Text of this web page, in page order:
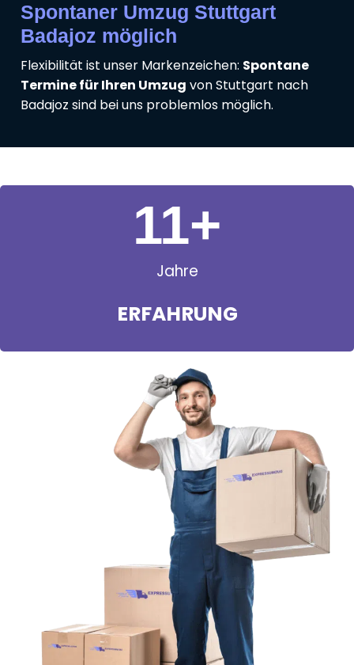
Spontaner Umzug Stuttgart
Badajoz möglich
Flexibilität ist unser Markenzeichen: Spontane
Termine für Ihren Umzug von Stuttgart nach
Badajoz sind bei uns problemlos möglich.
Jahre
ERFAHRUNG
11+